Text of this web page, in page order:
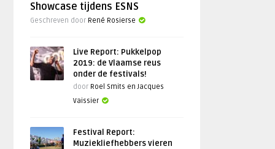
Showcase tijdens ESNS
Geschreven door René Rosierse
Live Report: Pukkelpop
2019: de Vlaamse reus
onder de festivals!
door Roel Smits en Jacques
Vaissier
Festival Report:
Muziekliefhebbers vieren